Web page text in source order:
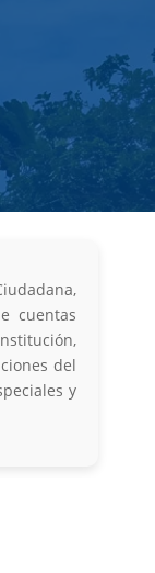
cuentas
del
y